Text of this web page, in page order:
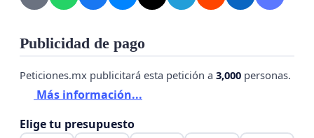
Publicidad de pago
Peticiones.mx publicitará esta petición a 3,000 personas.
Más información...
Elige tu presupuesto